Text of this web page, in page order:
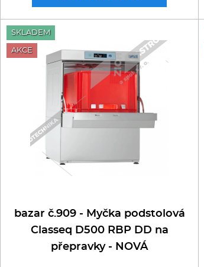
bazar č.909 - Myčka podstolová
Classeq D500 RBP DD na
přepravky - NOVÁ
SKLADEM
AKCE